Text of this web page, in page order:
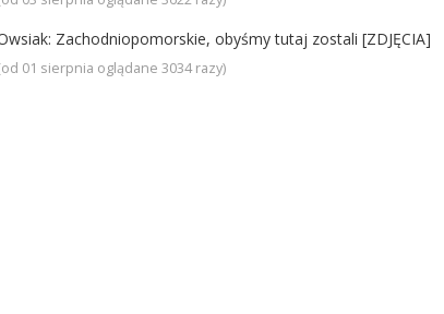
Zachodniopomorskie, obyśmy tutaj zostali [ZDJĘCIA]
01 sierpnia oglądane 3034 razy)